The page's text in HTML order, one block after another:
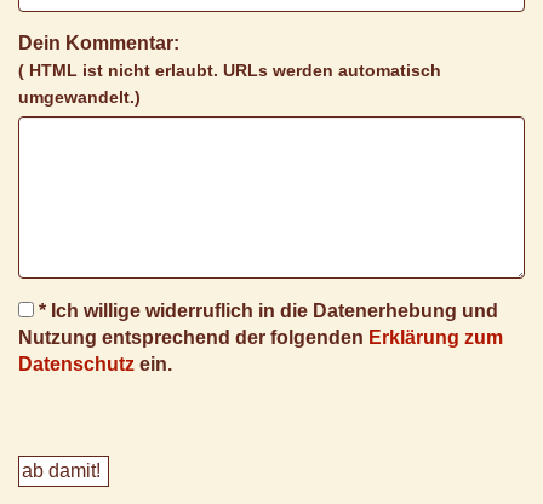
Dein Kommentar:
( HTML ist nicht erlaubt. URLs werden automatisch
umgewandelt.)
* Ich willige widerruflich in die Datenerhebung und
Nutzung entsprechend der folgenden Erklärung zum
Datenschutz ein.